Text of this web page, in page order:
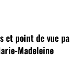
et point de vue
Madeleine